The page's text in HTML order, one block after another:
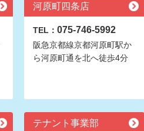
河原町四条店
TEL： 075-746-5992
阪急京都線京都河原町駅か
ら河原町通を北へ徒歩4分
テナント事業部